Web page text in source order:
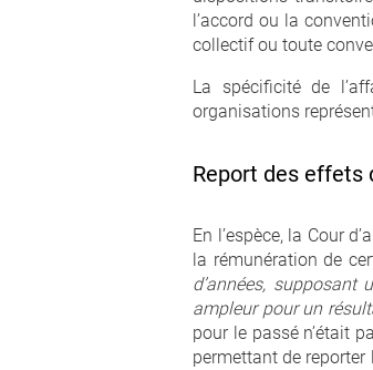
l’accord ou la
collectif ou toute
La spécificité de
organisations
Report des effets
En l’espèce, la Cour
la rémunération de
d’années,
ampleur pour un
pour le passé n’était
permettant de reporter